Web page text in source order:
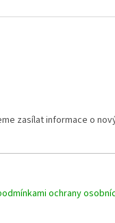
zasílat informace o
ochrany